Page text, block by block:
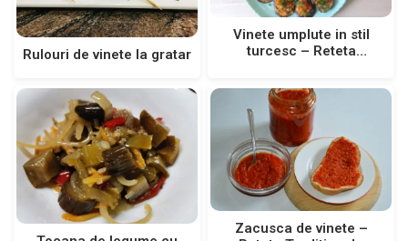
Rulouri de vinete la gratar
Vinete umplute in stil
turcesc – Reteta
Zacusca de vinete –